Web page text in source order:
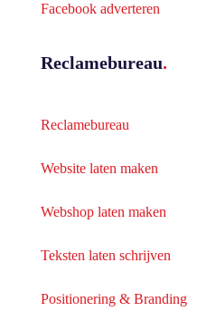
Facebook adverteren
Reclamebureau.
Reclamebureau
Website laten maken
Webshop laten maken
Teksten laten schrijven
Positionering & Branding